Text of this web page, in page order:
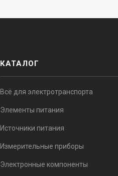
КАТАЛОГ
Всё для электротранспорта
Элементы питания
Источники питания
Измерительные приборы
Электронные компоненты